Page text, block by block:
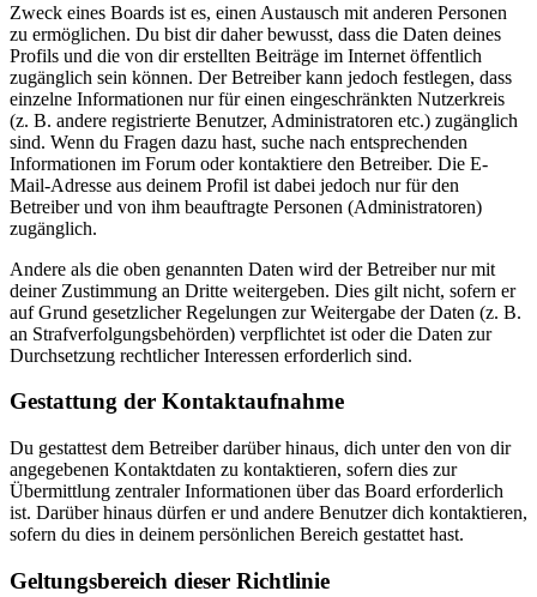
Zweck eines Boards ist es, einen Austausch mit anderen Personen
zu ermöglichen. Du bist dir daher bewusst, dass die Daten deines
Profils und die von dir erstellten Beiträge im Internet öffentlich
zugänglich sein können. Der Betreiber kann jedoch festlegen, dass
einzelne Informationen nur für einen eingeschränkten Nutzerkreis
(z. B. andere registrierte Benutzer, Administratoren etc.) zugänglich
sind. Wenn du Fragen dazu hast, suche nach entsprechenden
Informationen im Forum oder kontaktiere den Betreiber. Die E-
Mail-Adresse aus deinem Profil ist dabei jedoch nur für den
Betreiber und von ihm beauftragte Personen (Administratoren)
zugänglich.
Andere als die oben genannten Daten wird der Betreiber nur mit
deiner Zustimmung an Dritte weitergeben. Dies gilt nicht, sofern er
auf Grund gesetzlicher Regelungen zur Weitergabe der Daten (z. B.
an Strafverfolgungsbehörden) verpflichtet ist oder die Daten zur
Durchsetzung rechtlicher Interessen erforderlich sind.
Gestattung der Kontaktaufnahme
Du gestattest dem Betreiber darüber hinaus, dich unter den von dir
angegebenen Kontaktdaten zu kontaktieren, sofern dies zur
Übermittlung zentraler Informationen über das Board erforderlich
ist. Darüber hinaus dürfen er und andere Benutzer dich kontaktieren,
sofern du dies in deinem persönlichen Bereich gestattet hast.
Geltungsbereich dieser Richtlinie